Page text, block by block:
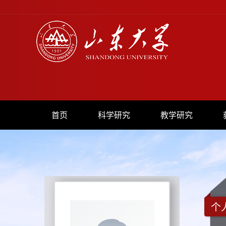
首页 科学研究 教学研究
个